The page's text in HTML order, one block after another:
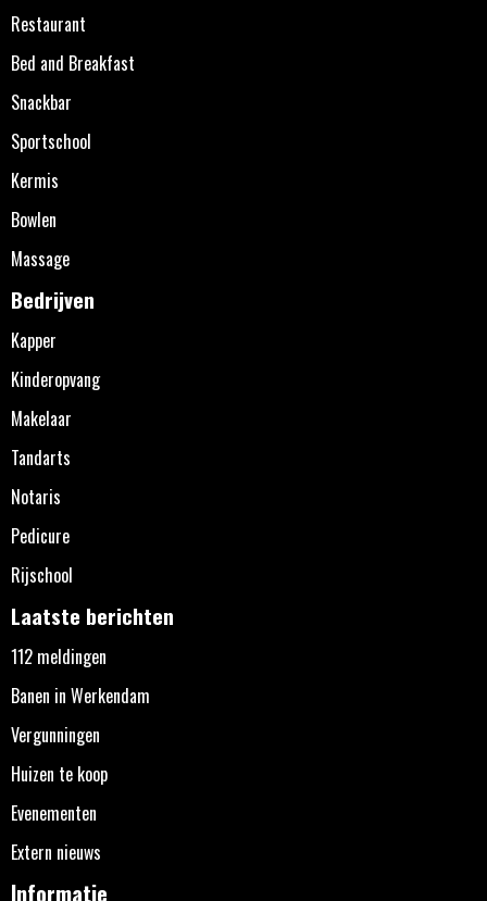
Restaurant
Bed and Breakfast
Snackbar
Sportschool
Kermis
Bowlen
Massage
Bedrijven
Kapper
Kinderopvang
Makelaar
Tandarts
Notaris
Pedicure
Rijschool
Laatste berichten
112 meldingen
Banen in Werkendam
Vergunningen
Huizen te koop
Evenementen
Extern nieuws
Informatie